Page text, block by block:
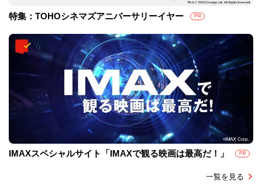
特集：TOHOシネマズアニバーサリーイヤー PR
IMAXスペシャルサイト「IMAXで観る映画は最高だ！」 PR
一覧を見る